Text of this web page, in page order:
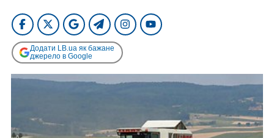
Додати LB.ua як бажане
джерело в Google